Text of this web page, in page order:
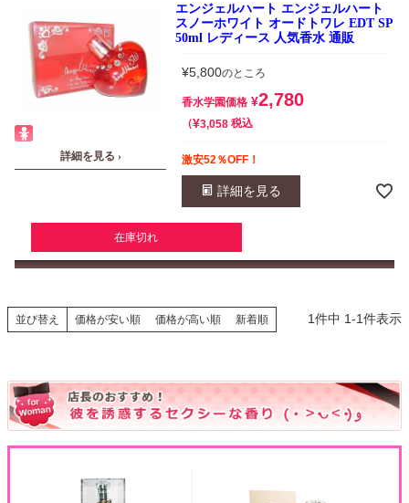
詳細を見る ›
エンジェルハート エンジェルハート
スノーホワイト オードトワレ EDT SP
50ml レディース 人気香水 通販
¥5,800のところ
香水学園価格 ¥2,780
¥3,058 税込
激安52％OFF！
詳細を見る
在庫切れ
並び替え 価格が安い順 価格が高い順 新着順 1件中 1-1件表示